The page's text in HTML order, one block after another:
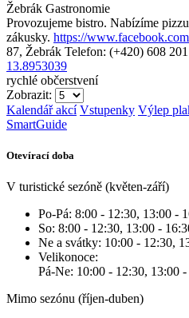
Žebrák Gastronomie
Provozujeme bistro. Nabízíme
zákusky. https://
87, Žebrák Telefon: (+420) 608 201
13.8953039
rychlé občerstvení
Zobrazit:
Kalendář akcí Vstupenky Výlep
SmartGuide
Otevírací doba
V turistické sezóně (květen-září)
Po-Pá: 8:00 - 12:30, 13:00 -
So: 8:00 - 12:30, 13:00 -
Ne a svátky: 10:00 - 12:30,
Velikonoce:
Pá-Ne: 10:00 - 12:30, 13:00
Mimo sezónu (říjen-duben)